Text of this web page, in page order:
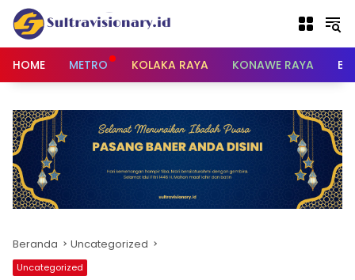
Langsung
konten
HOME
METRO KOLAKA RAYA KONAWE RAYA
Beranda Uncategorized
Uncategorized